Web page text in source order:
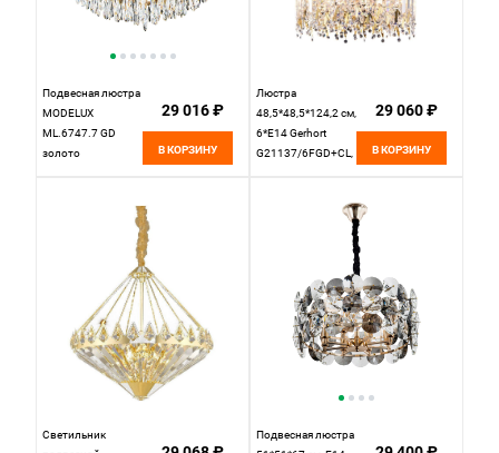
Подвесная люстра
MODELUX
ML.6747.7 GD
золото
29 016 ₽
В КОРЗИНУ
Люстра
48,5*48,5*124,2 см,
6*E14 Gerhort
G21137/6FGD+CL,
29 060 ₽
В КОРЗИНУ
Светильник
Подвесная люстра